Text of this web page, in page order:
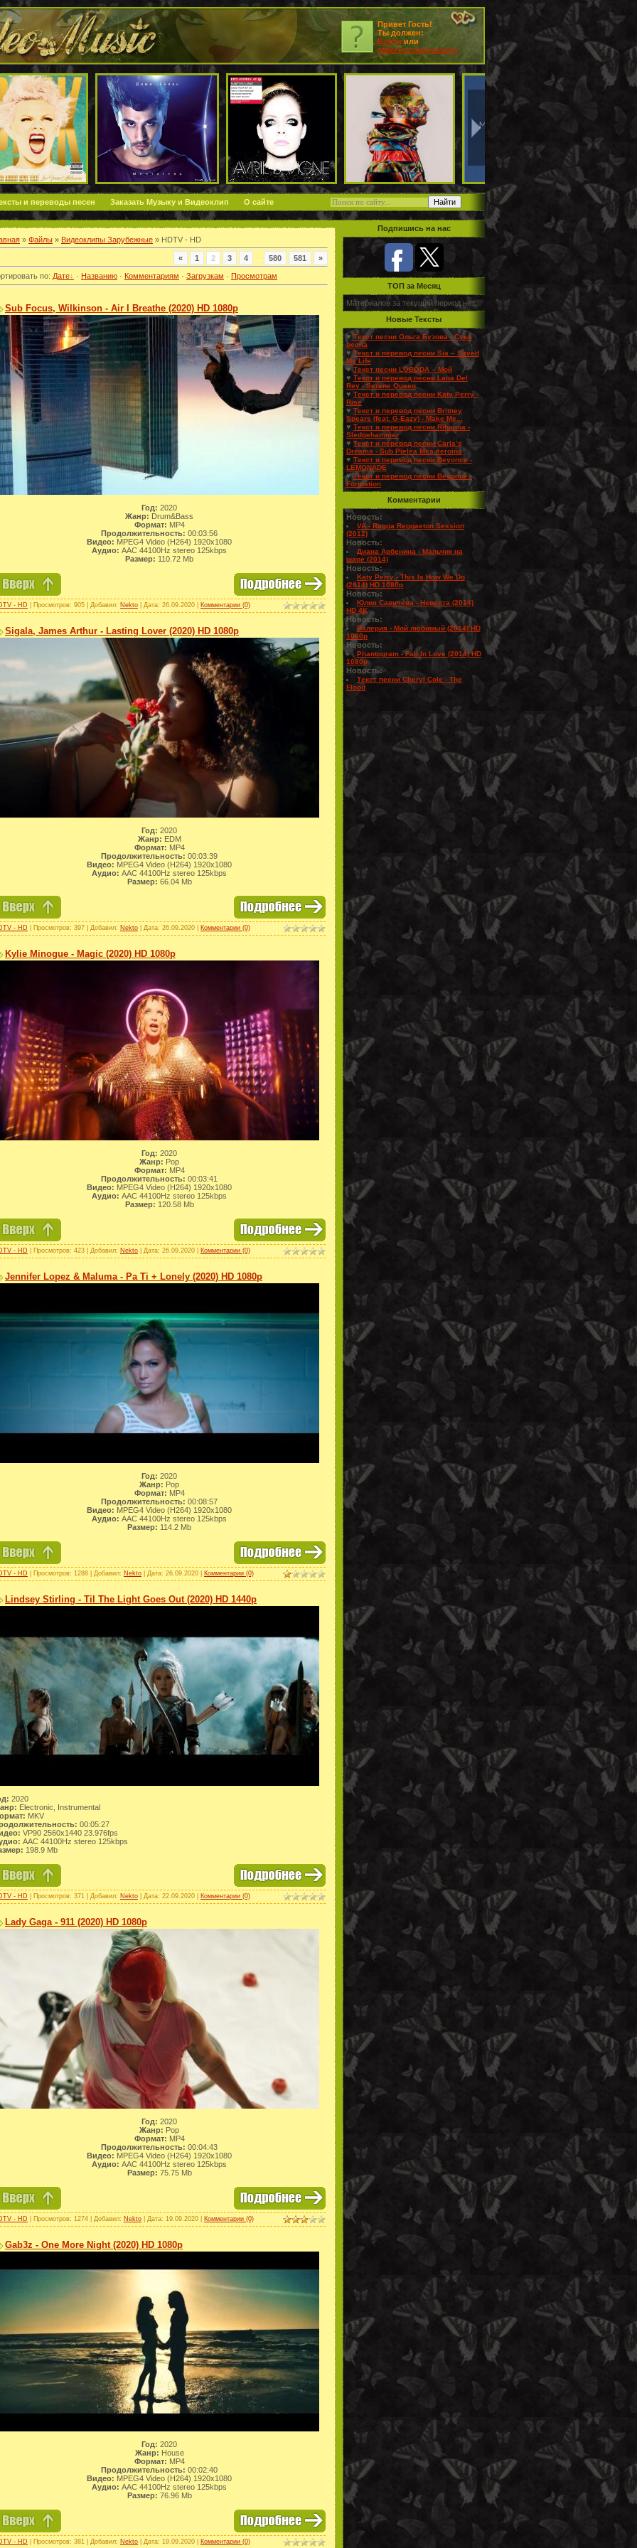
Привет Гость!
Ты должен:
Войти или
зарегистрироваться
и переводы песен Заказать Музыку и Видеоклип О сайте
» Файлы » Видеоклипы Зарубежные » HDTV - HD
« 1 2 3 4 580 581 »
по: Дате · Названию · Комментариям · Загрузкам · Просмотрам
Sub Focus, Wilkinson - Air I Breathe (2020) HD 1080p
Год: 2020
Жанр: Drum&Bass
Формат: MP4
Продолжительность: 00:03:56
Видео: MPEG4 Video (H264) 1920x1080
Аудио: AAC 44100Hz stereo 125kbps
Размер: 110.72 Mb
- HD | Просмотров: 905 | Добавил: Nekto | Дата: 26.09.2020 Комментарии (0)
Sigala, James Arthur - Lasting Lover (2020) HD 1080p
Год: 2020
Жанр: EDM
Формат: MP4
Продолжительность: 00:03:39
Видео: MPEG4 Video (H264) 1920x1080
Аудио: AAC 44100Hz stereo 125kbps
Размер: 66.04 Mb
- HD | Просмотров: 397 | Добавил: Nekto | Дата: 26.09.2020 Комментарии (0)
Kylie Minogue - Magic (2020) HD 1080p
Год: 2020
Жанр: Pop
Формат: MP4
Продолжительность: 00:03:41
Видео: MPEG4 Video (H264) 1920x1080
Аудио: AAC 44100Hz stereo 125kbps
Размер: 120.58 Mb
- HD | Просмотров: 423 | Добавил: Nekto | Дата: 26.09.2020 Комментарии (0)
Jennifer Lopez & Maluma - Pa Ti + Lonely (2020) HD 1080p
Год: 2020
Жанр: Pop
Формат: MP4
Продолжительность: 00:08:57
Видео: MPEG4 Video (H264) 1920x1080
Аудио: AAC 44100Hz stereo 125kbps
Размер: 114.2 Mb
- HD | Просмотров: 1288 | Добавил: Nekto | Дата: 26.09.2020 Комментарии (0)
Lindsey Stirling - Til The Light Goes Out (2020) HD 1440p
2020
Electronic, Instrumental
MKV
00:05:27
VP90 2560x1440 23.976fps
AAC 44100Hz stereo 125kbps
198.9 Mb
- HD | Просмотров: 371 | Добавил: Nekto | Дата: 22.09.2020 Комментарии (0)
Lady Gaga - 911 (2020) HD 1080p
Год: 2020
Жанр: Pop
Формат: MP4
Продолжительность: 00:04:43
Видео: MPEG4 Video (H264) 1920x1080
Аудио: AAC 44100Hz stereo 125kbps
Размер: 75.75 Mb
- HD | Просмотров: 1274 | Добавил: Nekto | Дата: 19.09.2020 Комментарии (0)
Gab3z - One More Night (2020) HD 1080p
Год: 2020
Жанр: House
Формат: MP4
Продолжительность: 00:02:40
Видео: MPEG4 Video (H264) 1920x1080
Аудио: AAC 44100Hz stereo 125kbps
Размер: 76.96 Mb
- HD | Просмотров: 381 | Добавил: Nekto | Дата: 19.09.2020 Комментарии (0)
Подпишись на нас
TOП за Месяц
Материалов за текущий период нет.
Новые Тексты
♥Текст песни Ольга Бузова - Сука
весна
♥Текст и перевод песни Sia – Saved
My Life
♥Текст песни LOBODA – Мой
♥ Текст и перевод песни Lana Del
Rey - Serene Queen
♥ Текст и перевод песни Katy Perry -
Rise
♥ Текст и перевод песни Britney
Spears (feat. G-Eazy) - Make Me...
♥ Текст и перевод песни Rihanna -
Sledgehammer
♥ Текст и перевод песни Carla’s
Dreams - Sub Pielea Mea #eroina
♥ Текст и перевод песни Beyonce -
LEMONADE
♥Текст и перевод песни Beyonce -
Formation
Комментарии
Новость:
VA - Ragga Reggaeton Session
(2012)
Новость:
Диана Арбенина - Мальчик на
шаре (2014)
Новость:
Katy Perry - This Is How We Do
(2014) HD 1080p
Новость:
Юлия Савичева - Невеста (2014)
HD 4K
Новость:
Валерия - Мой любимый (2014) HD
1080p
Новость:
Phantogram - Fall In Love (2014) HD
1080p
Новость:
Текст песни Cheryl Cole - The
Flood